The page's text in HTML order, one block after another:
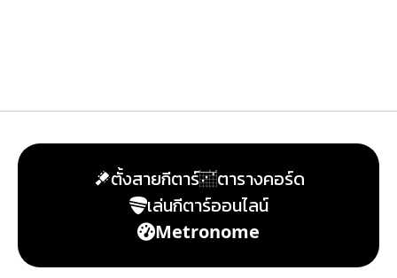
ตั้งสายกีตาร์
ตารางคอร์ด
เล่นกีตาร์ออนไลน์
Metronome